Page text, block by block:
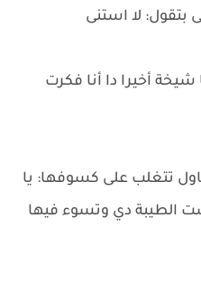
لا استنى
أخيرا دا أنا فكرت
تتغلب على كسوفها: يا
الطيبة دي وتسوء فيها